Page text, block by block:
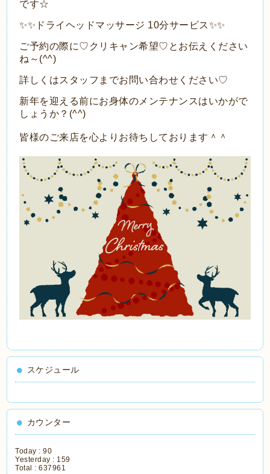
です☆
✨✨ドライヘッドマッサージ 10分サービス✨✨
ご予約の際に♡クリキャン希望♡とお伝えください
ね～(^^)
詳しくはスタッフまでお問い合わせください♡
新年を迎える前にお身体のメンテナンスはいかがで
しょうか？(^^)
皆様のご来店を心よりお待ちしております＾＾
スケジュール
カウンター
Today :90
Yesterday : 159
Total :637961